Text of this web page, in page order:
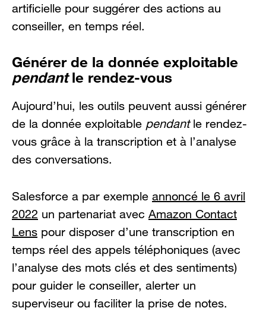
artificielle pour suggérer des actions au
conseiller, en temps réel.
Générer de la donnée exploitable
pendantle rendez-vous
Aujourd’hui, les outils peuvent aussi générer
de la donnée exploitable pendant le rendez-
vous grâce à la transcription et à l’analyse
des conversations.
Salesforce a par exemple annoncé le 6 avril
2022 un partenariat avec Amazon Contact
Lens pour disposer d’une transcription en
temps réel des appels téléphoniques (avec
l’analyse des mots clés et des sentiments)
pour guider le conseiller, alerter un
superviseur ou faciliter la prise de notes.